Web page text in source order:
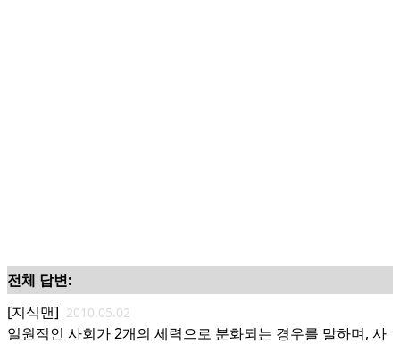
전체 답변:
[지식맨] 2010.05.02
일원적인 사회가 2개의 세력으로 분화되는 경우를 말하며, 사